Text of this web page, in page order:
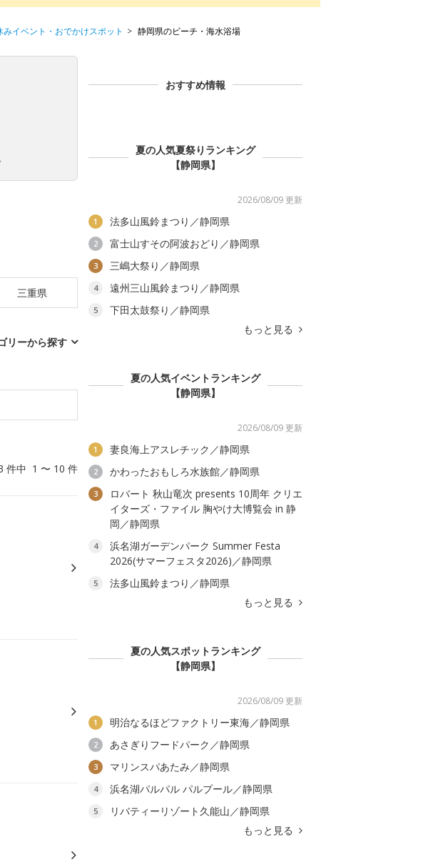
イベント・おでかけスポット 静岡県のビーチ・海水浴場
三重県
リーから探す
件中 1 〜 10 件
おすすめ情報
夏の人気夏祭りランキング
【静岡県】
2026/08/09 更新
1 法多山風鈴まつり／静岡県
2 富士山すその阿波おどり／静岡県
3 三嶋大祭り／静岡県
4 遠州三山風鈴まつり／静岡県
5
下田太鼓祭り／静岡県
もっと見る
夏の人気イベントランキング
【静岡県】
2026/08/09 更新
1 妻良海上アスレチック／静岡県
2 かわったおもしろ水族館／静岡県
3
ロバート 秋山竜次 presents 10周年 クリエ
イターズ・ファイル 胸やけ大博覧会 in 静
岡／静岡県
4
浜名湖ガーデンパーク Summer Festa
2026(サマーフェスタ2026)／静岡県
5
法多山風鈴まつり／静岡県
もっと見る
夏の人気スポットランキング
【静岡県】
2026/08/09 更新
1 明治なるほどファクトリー東海／静岡県
2 あさぎりフードパーク／静岡県
3 マリンスパあたみ／静岡県
4 浜名湖パルパル パルプール／静岡県
5
リバティーリゾート久能山／静岡県
もっと見る